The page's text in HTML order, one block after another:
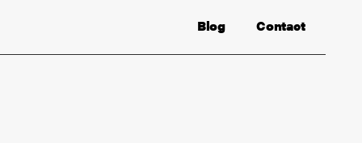
Contact
Blog